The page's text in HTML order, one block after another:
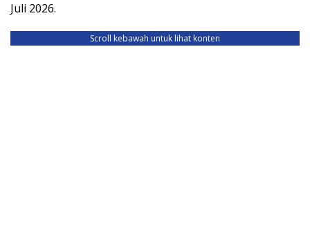
Juli 2026.
Scroll kebawah untuk lihat konten